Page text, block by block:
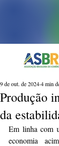
Produção
da
9 de out. de 20244 min
Em linha com
economia